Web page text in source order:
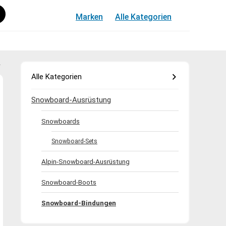
Marken Alle Kategorien
Alle Kategorien
Snowboard-Ausrüstung
Snowboards
Snowboard-Sets
Alpin-Snowboard-Ausrüstung
Snowboard-Boots
Snowboard-Bindungen